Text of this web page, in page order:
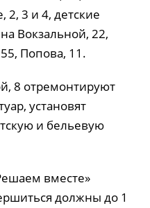
2, 3 и 4, детские
Вокзальной, 22,
Попова, 11.
8 отремонтируют
установят
и бельевую
вместе»
должны до 1